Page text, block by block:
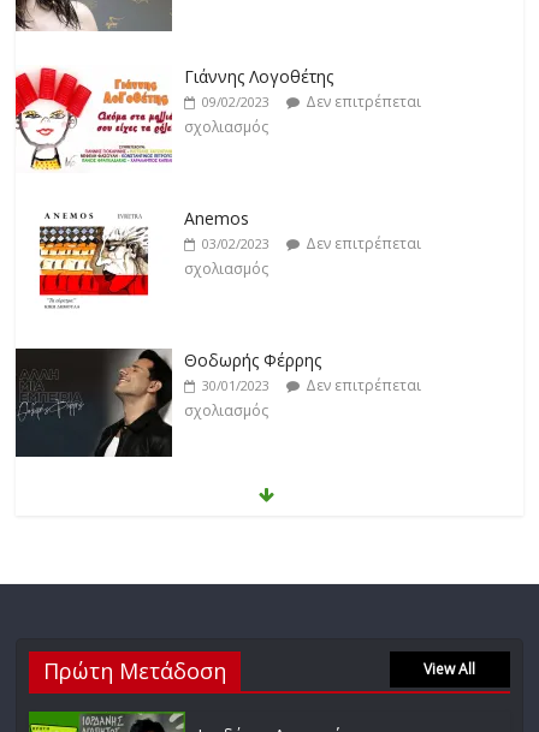
Γιάννης Λογοθέτης
09/02/2023
Δεν επιτρέπεται
σχολιασμός
Anemos
03/02/2023
Δεν επιτρέπεται
σχολιασμός
Θοδωρής Φέρρης
30/01/2023
Δεν επιτρέπεται
σχολιασμός
Νίκος Ζιώγαλας
17/02/2023
σχολιασμός
Πρώτη Μετάδοση View All